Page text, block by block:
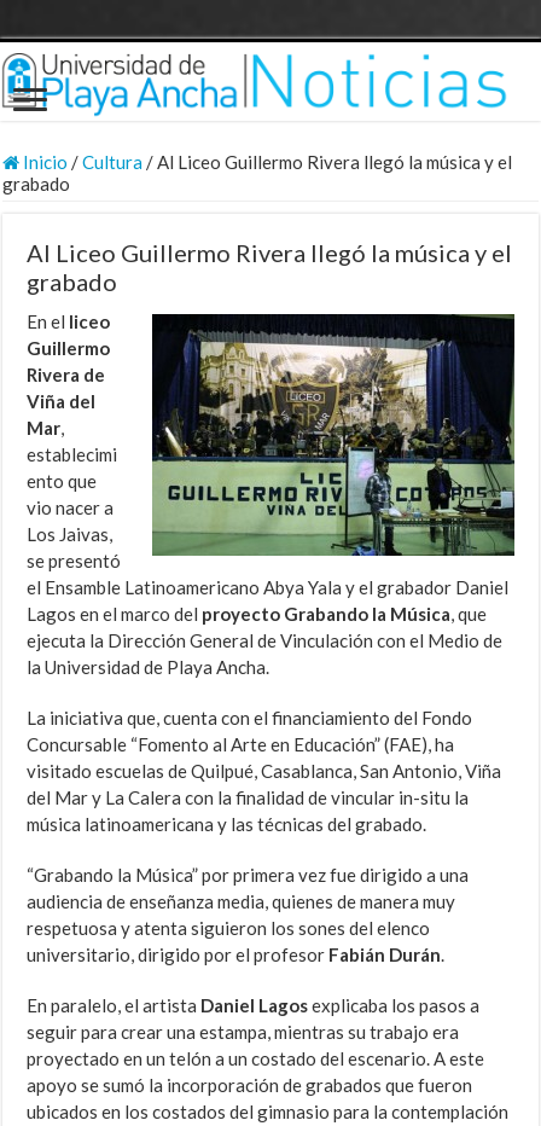
Inicio /Cultura/Al Liceo Guillermo Rivera llegó la música y el
grabado
Al Liceo Guillermo Rivera llegó la música y el
grabado
En el liceo
Guillermo
Rivera de
Viña del
Mar,
establecimi
ento que
vio nacer a
Los Jaivas,
se presentó
el Ensamble Latinoamericano Abya Yala y el grabador Daniel
Lagos en el marco del proyecto Grabando la Música, que
ejecuta la Dirección General de Vinculación con el Medio de
la Universidad de Playa Ancha.
La iniciativa que, cuenta con el financiamiento del Fondo
Concursable “Fomento al Arte en Educación” (FAE), ha
visitado escuelas de Quilpué, Casablanca, San Antonio, Viña
del Mar y La Calera con la finalidad de vincular in-situ la
música latinoamericana y las técnicas del grabado.
“Grabando la Música” por primera vez fue dirigido a una
audiencia de enseñanza media, quienes de manera muy
respetuosa y atenta siguieron los sones del elenco
universitario, dirigido por el profesor Fabián Durán.
En paralelo, el artista Daniel Lagosexplicaba los pasos a
seguir para crear una estampa, mientras su trabajo era
proyectado en un telón a un costado del escenario. A este
apoyo se sumó la incorporación de grabados que fueron
ubicados en los costados del gimnasio para la contemplación